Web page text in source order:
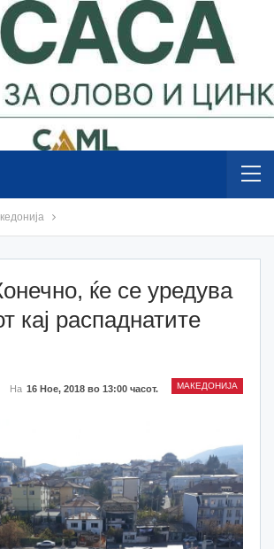
ќе се уредува
кај распаднатите
МАКЕДОНИЈА
На 16 Ное, 2018 во 13:00 часот.